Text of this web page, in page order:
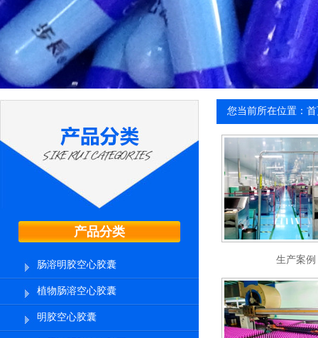
产品分类
肠溶明胶空心胶囊
植物肠溶空心胶囊
明胶空心胶囊
您当前所在位置：
生产案例